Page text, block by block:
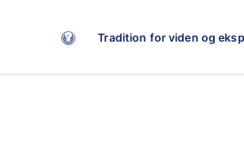
Tradition for viden og